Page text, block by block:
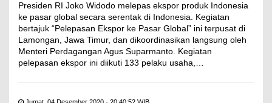
Presiden RI Joko Widodo melepas ekspor produk Indonesia
ke pasar global secara serentak di Indonesia. Kegiatan
bertajuk “Pelepasan Ekspor ke Pasar Global” ini terpusat di
Lamongan, Jawa Timur, dan dikoordinasikan langsung oleh
Menteri Perdagangan Agus Suparmanto. Kegiatan
pelepasan ekspor ini diikuti 133 pelaku usaha,…